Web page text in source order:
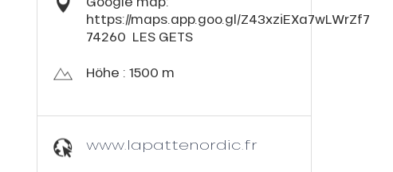
https://maps.app.goo.gl/Z43xziEXa7wLWrZf7
74260 LES GETS
Höhe : 1500 m
www.lapattenordic.fr